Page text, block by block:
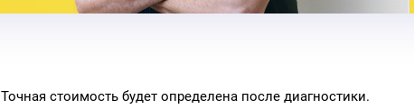
Точная стоимость будет определена после диагностики.